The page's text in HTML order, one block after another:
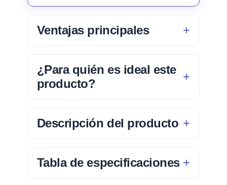
Ventajas principales
¿Para quién es ideal este
producto?
Descripción del producto
Tabla de especificaciones